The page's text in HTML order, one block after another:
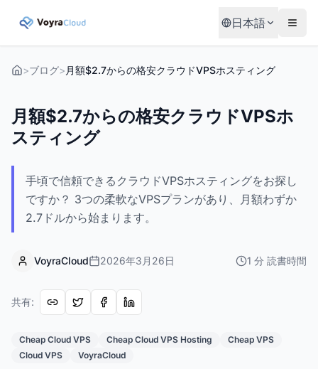
日本語
>ブログ> 月額$2.7からの格安クラウドVPSホスティング
月額$2.7からの格安クラウドVPSホ
スティング
手頃で信頼できるクラウドVPSホスティングをお探し
ですか？ 3つの柔軟なVPSプランがあり、月額わずか
2.7ドルから始まります。
VoyraCloud 2026年3月26日 1 分 読書時間
共有:
Cheap Cloud VPS Cheap Cloud VPS Hosting
Cheap VPS
Cloud VPS
VoyraCloud